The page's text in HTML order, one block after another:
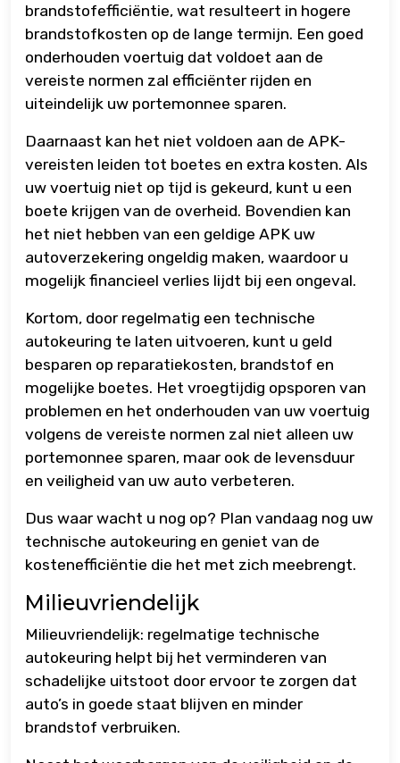
brandstofefficiëntie, wat resulteert in hogere
brandstofkosten op de lange termijn. Een goed
onderhouden voertuig dat voldoet aan de
vereiste normen zal efficiënter rijden en
uiteindelijk uw portemonnee sparen.
Daarnaast kan het niet voldoen aan de APK-
vereisten leiden tot boetes en extra kosten. Als
uw voertuig niet op tijd is gekeurd, kunt u een
boete krijgen van de overheid. Bovendien kan
het niet hebben van een geldige APK uw
autoverzekering ongeldig maken, waardoor u
mogelijk financieel verlies lijdt bij een ongeval.
Kortom, door regelmatig een technische
autokeuring te laten uitvoeren, kunt u geld
besparen op reparatiekosten, brandstof en
mogelijke boetes. Het vroegtijdig opsporen van
problemen en het onderhouden van uw voertuig
volgens de vereiste normen zal niet alleen uw
portemonnee sparen, maar ook de levensduur
en veiligheid van uw auto verbeteren.
Dus waar wacht u nog op? Plan vandaag nog uw
technische autokeuring en geniet van de
kostenefficiëntie die het met zich meebrengt.
Milieuvriendelijk
Milieuvriendelijk: regelmatige technische
autokeuring helpt bij het verminderen van
schadelijke uitstoot door ervoor te zorgen dat
auto’s in goede staat blijven en minder
brandstof verbruiken.